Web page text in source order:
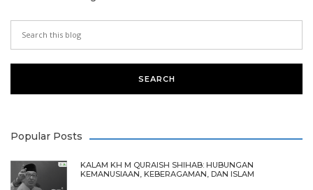
Popular Posts
KALAM KH M QURAISH SHIHAB: HUBUNGAN
KEMANUSIAAN, KEBERAGAMAN, DAN ISLAM